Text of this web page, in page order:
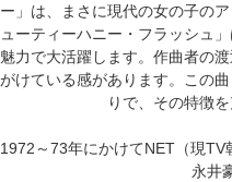
ー」は、まさに現代の女の子の
ューティーハニー・フラッシュ
魅力で大活躍します。作曲者の
がけている感があります。この
りで、その特徴
1972～73年にかけてNET（現
永井